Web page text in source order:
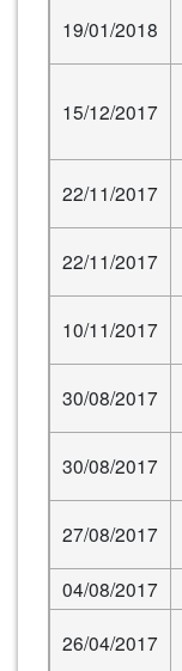
19/01/2018
15/12/2017
22/11/2017
22/11/2017
10/11/2017
30/08/2017
30/08/2017
27/08/2017
04/08/2017
26/04/2017